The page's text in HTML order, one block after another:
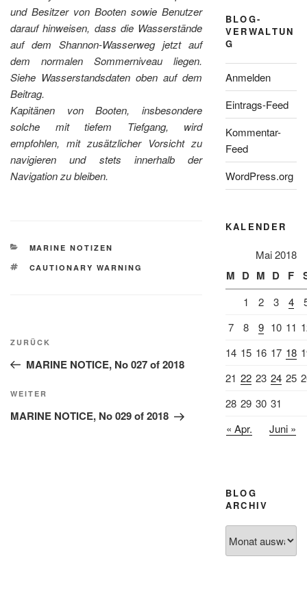
und Besitzer von Booten sowie Benutzer
darauf hinweisen, dass die Wasserstände
auf dem Shannon-Wasserweg jetzt auf
dem normalen Sommerniveau liegen.
Siehe Wasserstandsdaten oben auf dem
Beitrag.
Kapitänen von Booten, insbesondere
solche mit tiefem Tiefgang, wird
empfohlen, mit zusätzlicher Vorsicht zu
navigieren und stets innerhalb der
Navigation zu bleiben.
KATEGORIEN
MARINE NOTIZEN
SCHLAGWÖRTER
CAUTIONARY WARNING
Beitragsnavigation
Vorheriger
Beitrag
ZURÜCK
MARINE NOTICE, No 027 of 2018
Nächster
Beitrag
WEITER
MARINE NOTICE, No 029 of 2018
BLOG-
VERWALTUN
G
Anmelden
Eintrags-Feed
Kommentar-
Feed
WordPress.org
KALENDER
Mai 2018
M D M D F
1 2 3 4
7
8 9 10 11
14 15 16 17 18
21 22 23 24 25
28 29 30 31
« Apr.
Juni »
BLOG
ARCHIV
Archiv